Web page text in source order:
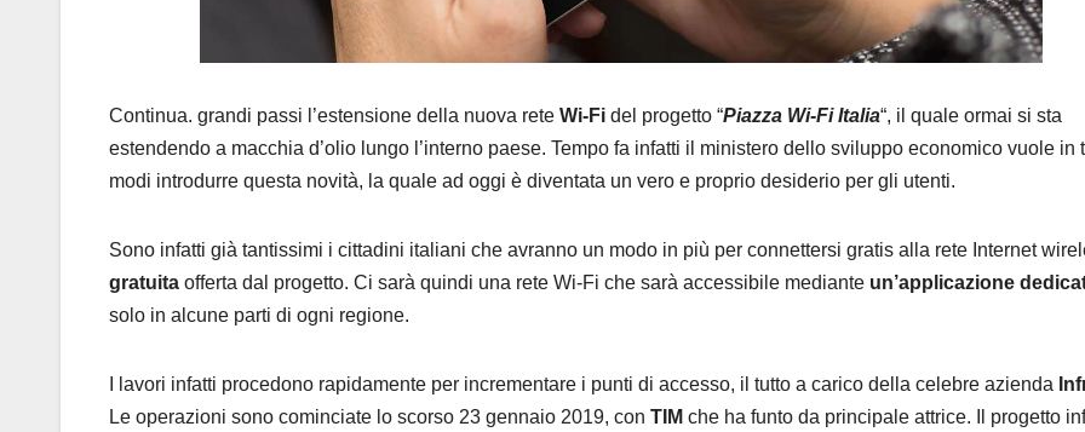
Continua. grandi passi l’estensione della nuova rete Wi-Fi del progetto “Piazza Wi-Fi Italia“, il quale ormai si sta
estendendo a macchia d’olio lungo l’interno paese. Tempo fa infatti il ministero dello sviluppo economico vuole in
modi introdurre questa novità, la quale ad oggi è diventata un vero e proprio desiderio per gli utenti.
Sono infatti già tantissimi i cittadini italiani che avranno un modo in più per connettersi gratis alla rete Internet
gratuita offerta dal progetto. Ci sarà quindi una rete Wi-Fi che sarà accessibile mediante un’applicazione
solo in alcune parti di ogni regione.
I lavori infatti procedono rapidamente per incrementare i punti di accesso, il tutto a carico della celebre azienda
Le operazioni sono cominciate lo scorso 23 gennaio 2019, con TIM che ha funto da principale attrice. Il progetto